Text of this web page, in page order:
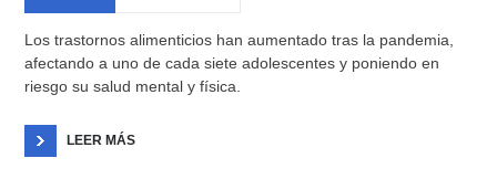
Los trastornos alimenticios han aumentado tras la pandemia,
afectando a uno de cada siete adolescentes y poniendo en
riesgo su salud mental y física.
LEER MÁS